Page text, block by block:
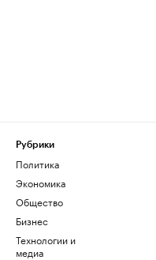
Рубрики
Политика
Экономика
Общество
Бизнес
Технологии и
медиа